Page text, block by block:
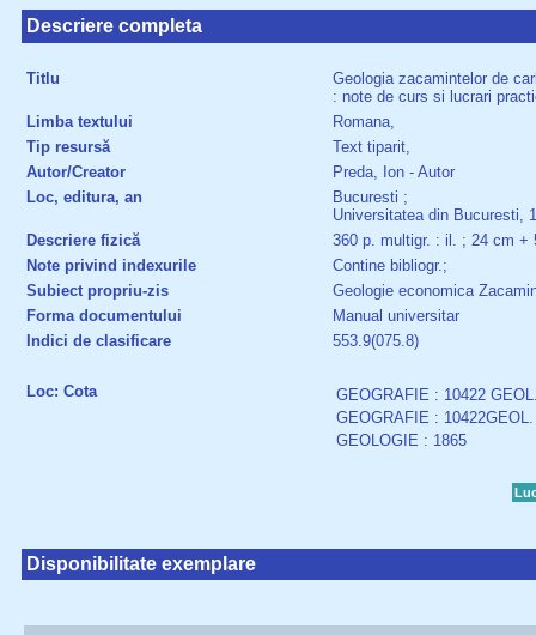
Descriere completa
Titlu
Geologia zacamintelor de
: note de curs si lucrari
Limba textului
Romana,
Tip resursă
Text tiparit,
Autor/Creator
Preda, Ion - Autor
Loc, editura, an
Bucuresti ;
Universitatea din Bucuresti,
Descriere fizică
360 p. multigr. : il. ; 24 cm +
Note privind indexurile
Contine bibliogr.;
Subiect propriu-zis
Geologie economica
Forma documentului
Manual universitar
Indici de clasificare
553.9(075.8)
Loc: Cota
GEOGRAFIE : 10422
GEOGRAFIE : 10422GEOL.
GEOLOGIE : 1865
Disponibilitate exemplare